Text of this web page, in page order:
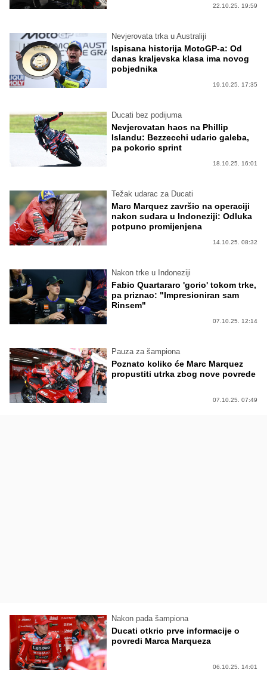
22.10.25. 19:59
Nevjerovata trka u Australiji
Ispisana historija MotoGP-a: Od
danas kraljevska klasa ima novog
pobjednika
19.10.25. 17:35
Ducati bez podijuma
Nevjerovatan haos na Phillip
Islandu: Bezzecchi udario galeba,
pa pokorio sprint
18.10.25. 16:01
Težak udarac za Ducati
Marc Marquez završio na operaciji
nakon sudara u Indoneziji: Odluka
potpuno promijenjena
14.10.25. 08:32
Nakon trke u Indoneziji
Fabio Quartararo 'gorio' tokom trke,
pa priznao: "Impresioniran sam
Rinsem"
07.10.25. 12:14
Pauza za šampiona
Poznato koliko će Marc Marquez
propustiti utrka zbog nove povrede
07.10.25. 07:49
Nakon pada šampiona
Ducati otkrio prve informacije o
povredi Marca Marqueza
06.10.25. 14:01